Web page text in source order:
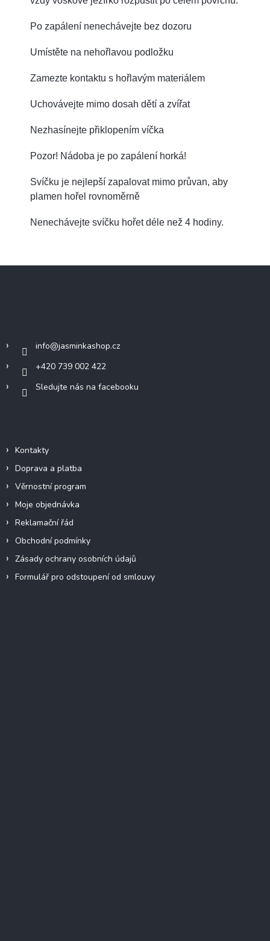
Po zapálení nenechávejte bez dozoru
Umístěte na nehořlavou podložku
Zamezte kontaktu s hořlavým materiálem
Uchovávejte mimo dosah dětí a zvířat
Nezhasínejte přiklopením víčka
Pozor! Nádoba je po zapálení horká!
Svíčku je nejlepší zapalovat mimo průvan, aby
plamen hořel rovnoměrně
Nenechávejte svíčku hořet déle než 4 hodiny.
info@jasminkashop.cz
+420 739 002 422
Sledujte nás na facebooku
Kontakty
Doprava a platba
Věrnostní program
Moje objednávka
Reklamační řád
Obchodní podmínky
Zásady ochrany osobních údajů
Formulář pro odstoupení od smlouvy